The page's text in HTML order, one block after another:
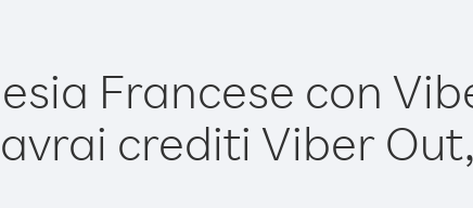
Francese con
crediti Viber